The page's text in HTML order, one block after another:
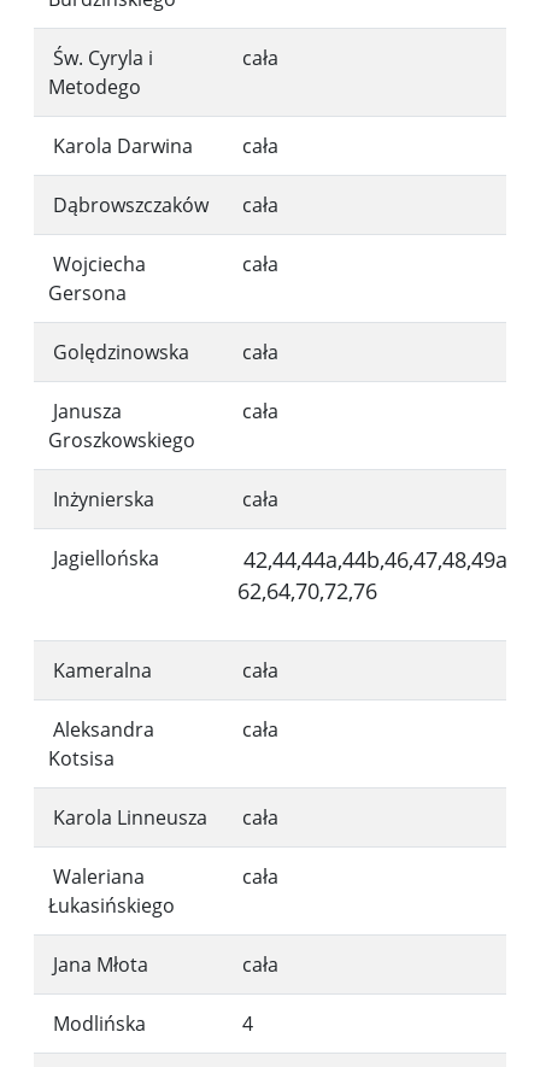
Św. Cyryla i
Metodego
cała
Karola Darwina cała
Dąbrowszczaków cała
Wojciecha
Gersona
cała
Golędzinowska cała
Janusza
Groszkowskiego
cała
Inżynierska cała
Jagiellońska
62,64,70,72,76
Kameralna cała
Aleksandra
Kotsisa
cała
Karola Linneusza cała
Waleriana
Łukasińskiego
cała
Jana Młota cała
Modlińska 4